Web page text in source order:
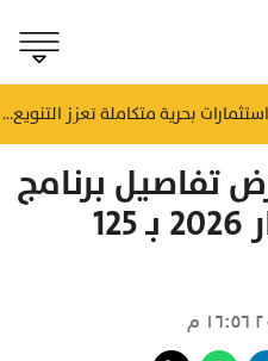
الاقتصاد الأزرق ... استثمارات بحرية متكاملة تعزز التنويع الاقتصادي البحرية السلطانية العمانية
تفاصيل برنامج
موسم خريف ظفار 2026 بـ 125